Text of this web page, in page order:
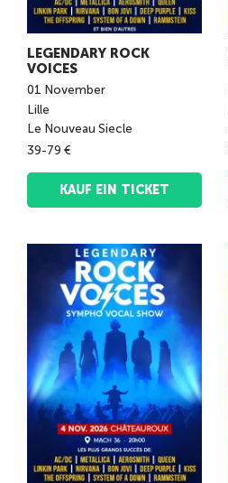
LEGENDARY ROCK
VOICES
01 November
Lille
Le Nouveau Siecle
39-79 €
KAUF EIN TICKET